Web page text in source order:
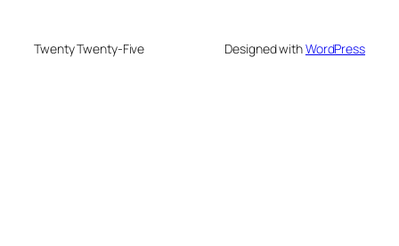
Twenty Twenty-Five Designed withWordPress